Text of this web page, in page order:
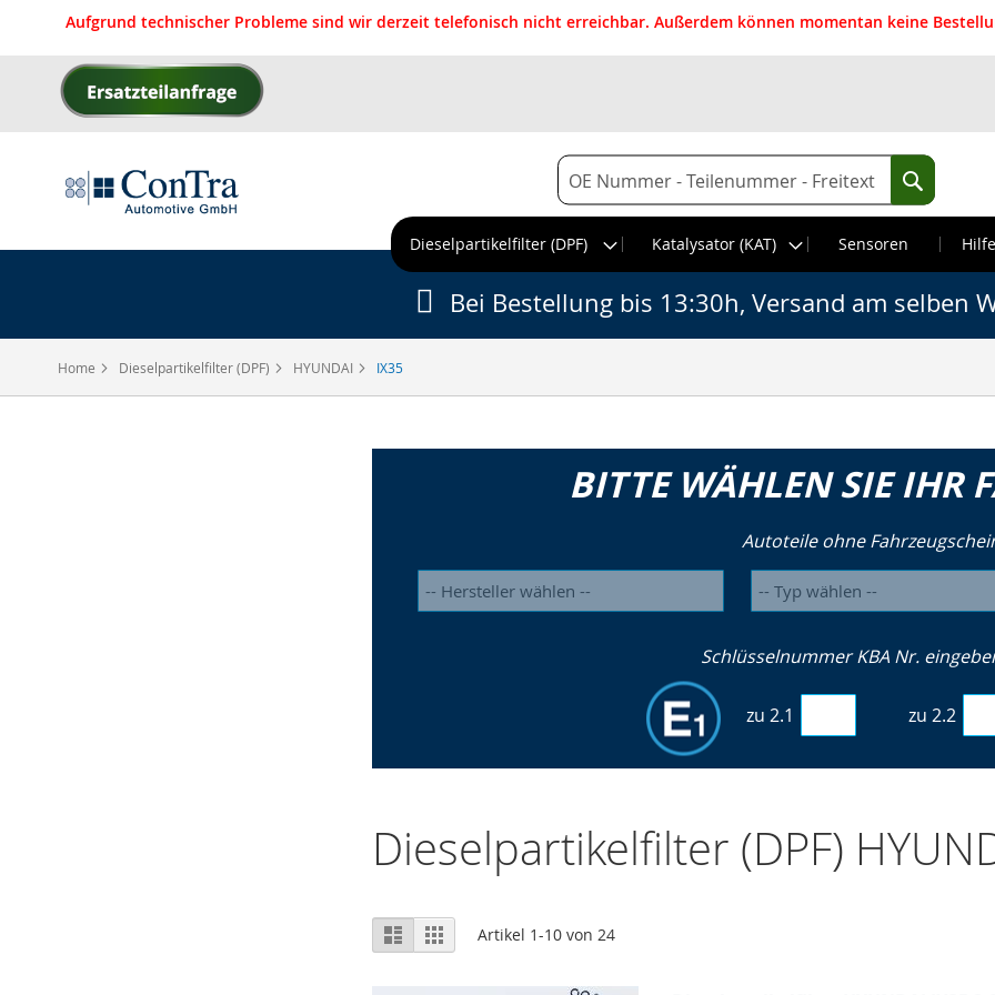
Aufgrund technischer Probleme sind wir derzeit telefonisch nicht erreichbar. Außerdem können momentan keine
Direkt
zum
Suche
Suche
Dieselpartikelfilter (DPF)
Katalysator (KAT) Sensoren
Home Dieselpartikelfilter (DPF) HYUNDAI IX35
Bei Bestellung bis 13:30h, Versand am selben
BITTE WÄHLEN SIE IHR
Autoteile ohne
Schlüsselnummer KBA Nr.
zu 2.1 zu 2.2
Dieselpartikelfilter (DPF)
Ansicht
als
Liste RasterArtikel 1-10 von24